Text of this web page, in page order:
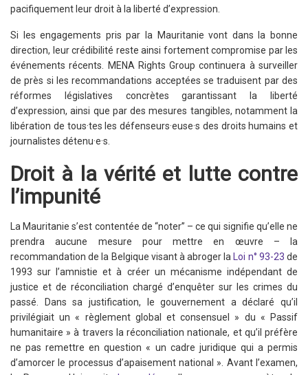
pacifiquement leur droit à la liberté d’expression.
Si les engagements pris par la Mauritanie vont dans la bonne
direction, leur crédibilité reste ainsi fortement compromise par les
événements récents. MENA Rights Group continuera à surveiller
de près si les recommandations acceptées se traduisent par des
réformes législatives concrètes garantissant la liberté
d’expression, ainsi que par des mesures tangibles, notamment la
libération de tous·tes les défenseurs·euse·s des droits humains et
journalistes détenu·e·s.
Droit à la vérité et lutte contre
l’impunité
La Mauritanie s’est contentée de “noter” – ce qui signifie qu’elle ne
prendra aucune mesure pour mettre en œuvre – la
recommandation de la Belgique visant à abroger la
Loi n° 93-23 de
1993 sur l’amnistie et à créer un mécanisme indépendant de
justice et de réconciliation chargé d’enquêter sur les crimes du
passé. Dans sa justification, le gouvernement a déclaré qu’il
privilégiait un « règlement global et consensuel » du « Passif
humanitaire » à travers la réconciliation nationale, et qu’il préfère
ne pas remettre en question « un cadre juridique qui a permis
d’amorcer le processus d’apaisement national ». Avant l’examen,